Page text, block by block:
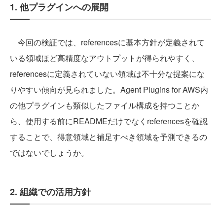
1. 他プラグインへの展開
今回の検証では、referencesに基本方針が定義されて
いる領域ほど高精度なアウトプットが得られやすく、
referencesに定義されていない領域は不十分な提案にな
りやすい傾向が見られました。Agent Plugins for AWS内
の他プラグインも類似したファイル構成を持つことか
ら、使用する前にREADMEだけでなくreferencesを確認
することで、得意領域と補足すべき領域を予測できるの
ではないでしょうか。
2. 組織での活用方針